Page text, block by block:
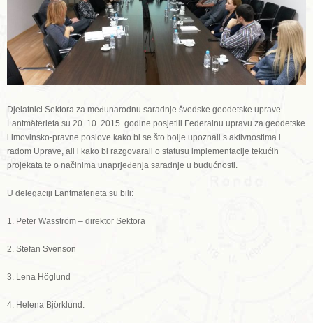
Djelatnici Sektora za međunarodnu saradnje švedske geodetske uprave –
Lantmäterieta su 20. 10. 2015. godine posjetili Federalnu upravu za geodetske
i imovinsko-pravne poslove kako bi se što bolje upoznali s aktivnostima i
radom Uprave, ali i kako bi razgovarali o statusu implementacije tekućih
projekata te o načinima unaprjeđenja saradnje u budućnosti.
U delegaciji Lantmäterieta su bili:
1. Peter Wasström – direktor Sektora
2. Stefan Svenson
3. Lena Höglund
4. Helena Björklund.